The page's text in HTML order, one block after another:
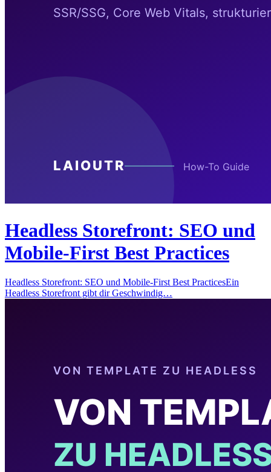
Headless Storefront: SEO und
Mobile-First Best Practices
Headless Storefront: SEO und Mobile-First Best PracticesEin
Headless Storefront gibt dir Geschwindig…